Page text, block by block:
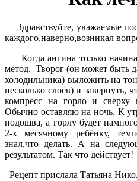
Здравствуйте, уважаемые
каждого,наверно,возникал
Когда ангина только
метод. Творог (он может быть
холодильника) выложить на
несколько слоёв) и завернуть,
компресс на горло и
Обычно оставляю на ночь. К
подошва, а горлу будет
2-х месячному ребёнку,
знал,что делать. А на
результатом. Так что действует!
Рецепт прислала Татьяна